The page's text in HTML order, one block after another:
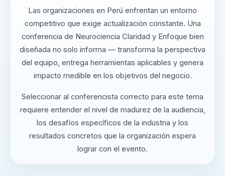
Las organizaciones en Perú enfrentan un entorno
competitivo que exige actualización constante. Una
conferencia de Neurociencia Claridad y Enfoque bien
diseñada no solo informa — transforma la perspectiva
del equipo, entrega herramientas aplicables y genera
impacto medible en los objetivos del negocio.
Seleccionar al conferencista correcto para este tema
requiere entender el nivel de madurez de la audiencia,
los desafíos específicos de la industria y los
resultados concretos que la organización espera
lograr con el evento.